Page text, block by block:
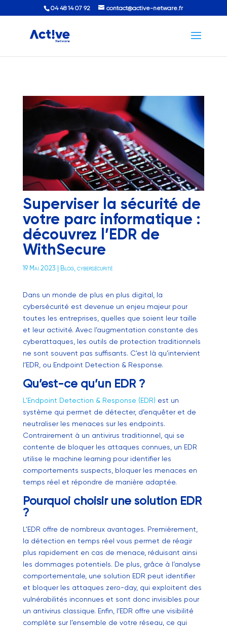
04 48 14 07 92 contact@active-netware.fr
Superviser la sécurité de
votre parc informatique :
découvrez l’EDR de
WithSecure
19 Mai 2023 Blog, cybersécurité
Dans un monde de plus en plus digital, la
cybersécurité est devenue un enjeu majeur pour
toutes les entreprises, quelles que soient leur taille
et leur activité. Avec l’augmentation constante des
cyberattaques, les outils de protection traditionnels
ne sont souvent pas suffisants. C’est là qu’intervient
l’EDR, ou Endpoint Detection & Response.
Qu’est-ce qu’un EDR ?
L’Endpoint Detection & Response (EDR) est un
système qui permet de détecter, d’enquêter et de
neutraliser les menaces sur les endpoints.
Contrairement à un antivirus traditionnel, qui se
contente de bloquer les attaques connues, un EDR
utilise le machine learning pour identifier les
comportements suspects, bloquer les menaces en
temps réel et répondre de manière adaptée.
Pourquoi choisir une solution EDR
?
L’EDR offre de nombreux avantages. Premièrement,
la détection en temps réel vous permet de réagir
plus rapidement en cas de menace, réduisant ainsi
les dommages potentiels. De plus, grâce à l’analyse
comportementale, une solution EDR peut identifier
et bloquer les attaques zero-day, qui exploitent des
vulnérabilités inconnues et sont donc invisibles pour
un antivirus classique. Enfin, l’EDR offre une visibilité
complète sur l’ensemble de votre réseau, ce qui